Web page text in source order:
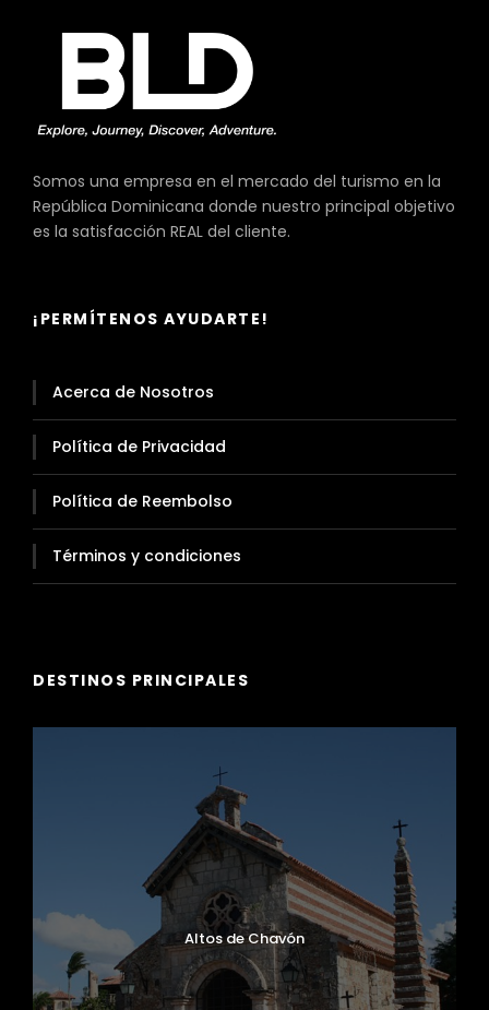
Somos una empresa en el mercado del turismo en la
República Dominicana donde nuestro principal objetivo
es la satisfacción REAL del cliente.
¡PERMÍTENOS AYUDARTE!
Acerca de Nosotros
Política de Privacidad
Política de Reembolso
Términos y condiciones
DESTINOS PRINCIPALES
Altos de Chavón